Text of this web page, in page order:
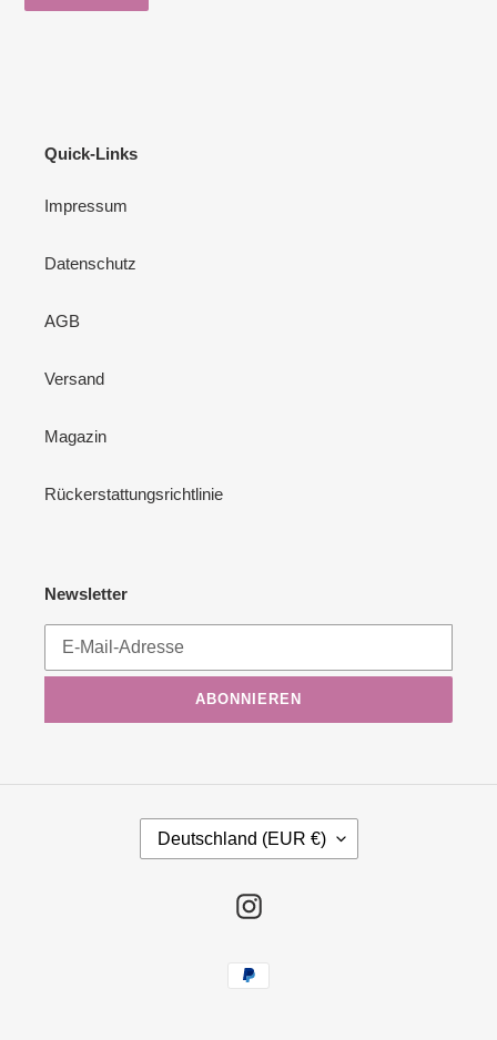
Quick-Links
Impressum
Datenschutz
AGB
Versand
Magazin
Rückerstattungsrichtlinie
Newsletter
ABONNIEREN
L
Deutschland (EUR €)
Instagram
Zahlungsmethoden